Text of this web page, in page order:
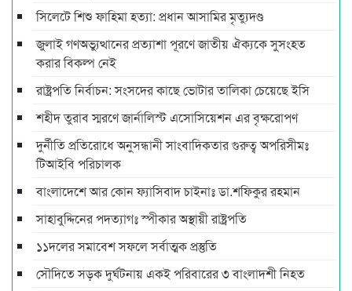
সিলেটে শিশু ফাহিমা হত্যা: প্রধান আসামির মৃত্যুদণ্ড
জুলাই গণঅভ্যুত্থানের প্রত্যাশা পূরণে জাতীয় ঐক্যকে সুসংহত
করার বিকল্প নেই
রাষ্ট্রপতি নির্বাচন: সংসদের কাছে ভোটার তালিকা চেয়েছে ইসি
শহীদ তুরাব স্মরণে জার্নালিস্ট এসোসিয়েশন এর বৃক্ষরোপণ
দুর্নীতি প্রতিরোধে অনুসন্ধানী সাংবাদিকতার গুরুত্ব অপরিসীমঃ
টিআইবি পরিচালক
বাংলাদেশে আর কোন ফ্যাসিবাদ চাইনাঃ ডা.শফিকুর রহমান
সাহাবুদ্দিনের পদত্যাগঃ স্পীকার অস্থায়ী রাষ্ট্রপতি
১১দলের সমাবেশ সফলে সর্বাত্মক প্রস্তুতি
সৌদিতে সড়ক দুর্ঘটনায় একই পরিবারের ৩ বাংলাদশী নিহত